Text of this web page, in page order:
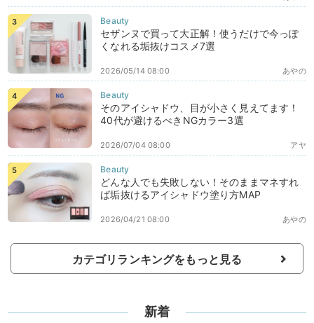
セザンヌで買って大正解！使うだけで今っぽ
くなれる垢抜けコスメ7選
あやの
2026/05/14 08:00
そのアイシャドウ、目が小さく見えてます！
40代が避けるべきNGカラー3選
アヤ
2026/07/04 08:00
どんな人でも失敗しない！そのままマネすれ
ば垢抜けるアイシャドウ塗り方MAP
あやの
2026/04/21 08:00
カテゴリランキングをもっと見る
新着